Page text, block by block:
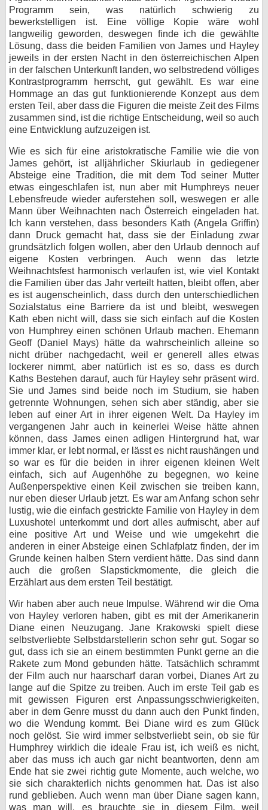
Programm sein, was natürlich schwierig zu
bewerkstelligen ist. Eine völlige Kopie wäre wohl
langweilig geworden, deswegen finde ich die gewählte
Lösung, dass die beiden Familien von James und Hayley
jeweils in der ersten Nacht in den österreichischen Alpen
in der falschen Unterkunft landen, wo selbstredend völliges
Kontrastprogramm herrscht, gut gewählt. Es war eine
Hommage an das gut funktionierende Konzept aus dem
ersten Teil, aber dass die Figuren die meiste Zeit des Films
zusammen sind, ist die richtige Entscheidung, weil so auch
eine Entwicklung aufzuzeigen ist.
Wie es sich für eine aristokratische Familie wie die von
James gehört, ist alljährlicher Skiurlaub in gediegener
Absteige eine Tradition, die mit dem Tod seiner Mutter
etwas eingeschlafen ist, nun aber mit Humphreys neuer
Lebensfreude wieder auferstehen soll, weswegen er alle
Mann über Weihnachten nach Österreich eingeladen hat.
Ich kann verstehen, dass besonders Kath (Angela Griffin)
dann Druck gemacht hat, dass sie der Einladung zwar
grundsätzlich folgen wollen, aber den Urlaub dennoch auf
eigene Kosten verbringen. Auch wenn das letzte
Weihnachtsfest harmonisch verlaufen ist, wie viel Kontakt
die Familien über das Jahr verteilt hatten, bleibt offen, aber
es ist augenscheinlich, dass durch den unterschiedlichen
Sozialstatus eine Barriere da ist und bleibt, weswegen
Kath eben nicht will, dass sie sich einfach auf die Kosten
von Humphrey einen schönen Urlaub machen. Ehemann
Geoff (Daniel Mays) hätte da wahrscheinlich alleine so
nicht drüber nachgedacht, weil er generell alles etwas
lockerer nimmt, aber natürlich ist es so, dass es durch
Kaths Bestehen darauf, auch für Hayley sehr präsent wird.
Sie und James sind beide noch im Studium, sie haben
getrennte Wohnungen, sehen sich aber ständig, aber sie
leben auf einer Art in ihrer eigenen Welt. Da Hayley im
vergangenen Jahr auch in keinerlei Weise hätte ahnen
können, dass James einen adligen Hintergrund hat, war
immer klar, er lebt normal, er lässt es nicht raushängen und
so war es für die beiden in ihrer eigenen kleinen Welt
einfach, sich auf Augenhöhe zu begegnen, wo keine
Außenperspektive einen Keil zwischen sie treiben kann,
nur eben dieser Urlaub jetzt. Es war am Anfang schon sehr
lustig, wie die einfach gestrickte Familie von Hayley in dem
Luxushotel unterkommt und dort alles aufmischt, aber auf
eine positive Art und Weise und wie umgekehrt die
anderen in einer Absteige einen Schlafplatz finden, der im
Grunde keinen halben Stern verdient hätte. Das sind dann
auch die großen Slapstickmomente, die gleich die
Erzählart aus dem ersten Teil bestätigt.
Wir haben aber auch neue Impulse. Während wir die Oma
von Hayley verloren haben, gibt es mit der Amerikanerin
Diane einen Neuzugang. Jane Krakowski spielt diese
selbstverliebte Selbstdarstellerin schon sehr gut. Sogar so
gut, dass ich sie an einem bestimmten Punkt gerne an die
Rakete zum Mond gebunden hätte. Tatsächlich schrammt
der Film auch nur haarscharf daran vorbei, Dianes Art zu
lange auf die Spitze zu treiben. Auch im erste Teil gab es
mit gewissen Figuren erst Anpassungsschwierigkeiten,
aber in dem Genre musst du dann auch den Punkt finden,
wo die Wendung kommt. Bei Diane wird es zum Glück
noch gelöst. Sie wird immer selbstverliebt sein, ob sie für
Humphrey wirklich die ideale Frau ist, ich weiß es nicht,
aber das muss ich auch gar nicht beantworten, denn am
Ende hat sie zwei richtig gute Momente, auch welche, wo
sie sich charakterlich nichts genommen hat. Das ist also
rund geblieben. Auch wenn man über Diane sagen kann,
was man will, es brauchte sie in diesem Film, weil